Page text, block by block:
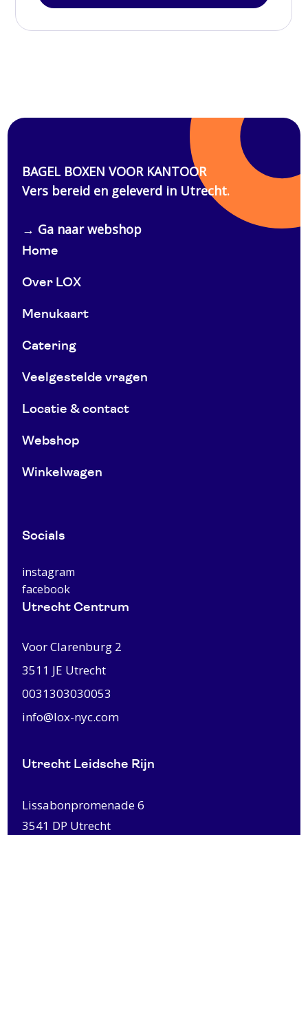
Home
Over LOX
Menukaart
Catering
Veelgestelde vragen
Locatie & contact
Webshop
Winkelwagen
Socials
instagram
facebook
Utrecht Centrum
Voor Clarenburg 2
3511 JE Utrecht
0031303030053
info@lox-nyc.com
Utrecht Leidsche Rijn
Lissabonpromenade 6
3541 DP Utrecht